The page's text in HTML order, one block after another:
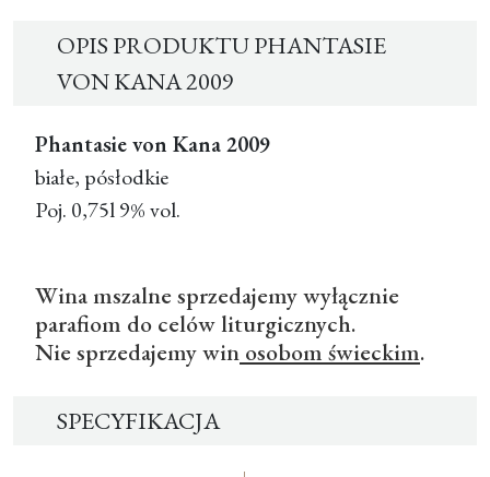
OPIS PRODUKTU PHANTASIE
VON KANA 2009
Phantasie von Kana 2009
białe, pósłodkie
Poj. 0,75l 9% vol.
Wina mszalne sprzedajemy wyłącznie
parafiom do celów liturgicznych.
Nie sprzedajemy win osobom świeckim.
SPECYFIKACJA